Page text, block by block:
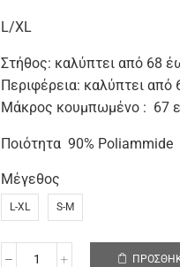
L/XL
Στήθος: καλύπτει από 68
Περιφέρεια: καλύπτει
Μάκρος κουμπωμένο : 67
Ποιότητα 90% Poliammide
Μέγεθος
L-XL S-M